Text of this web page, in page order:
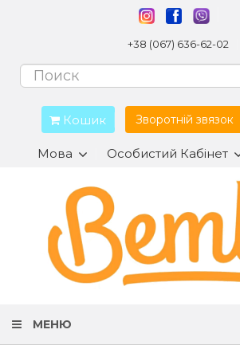
+38 (067) 636-62-02
Кошик Зворотній звязок
Мова Особистий Кабінет
МЕНЮ